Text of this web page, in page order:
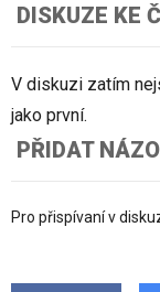
DISKUZE KE
V diskuzi zatím
jako první.
PŘIDAT
Pro přispívaní v